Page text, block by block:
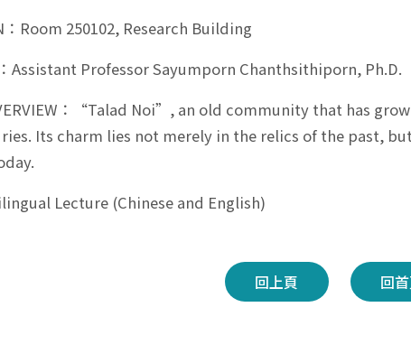
：Room 250102, Research Building
Assistant Professor Sayumporn Chanthsithiporn, Ph.D.
：“Talad Noi”, an old community that has
Its charm lies not merely in the relics of the past,
Lecture (Chinese and English)
回上頁 回